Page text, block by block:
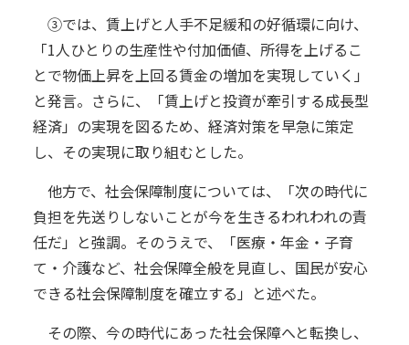
③では、賃上げと人手不足緩和の好循環に向け、
「1人ひとりの生産性や付加価値、所得を上げるこ
とで物価上昇を上回る賃金の増加を実現していく」
と発言。さらに、「賃上げと投資が牽引する成長型
経済」の実現を図るため、経済対策を早急に策定
し、その実現に取り組むとした。
他方で、社会保障制度については、「次の時代に
負担を先送りしないことが今を生きるわれわれの責
任だ」と強調。そのうえで、「医療・年金・子育
て・介護など、社会保障全般を見直し、国民が安心
できる社会保障制度を確立する」と述べた。
その際、今の時代にあった社会保障へと転換し、